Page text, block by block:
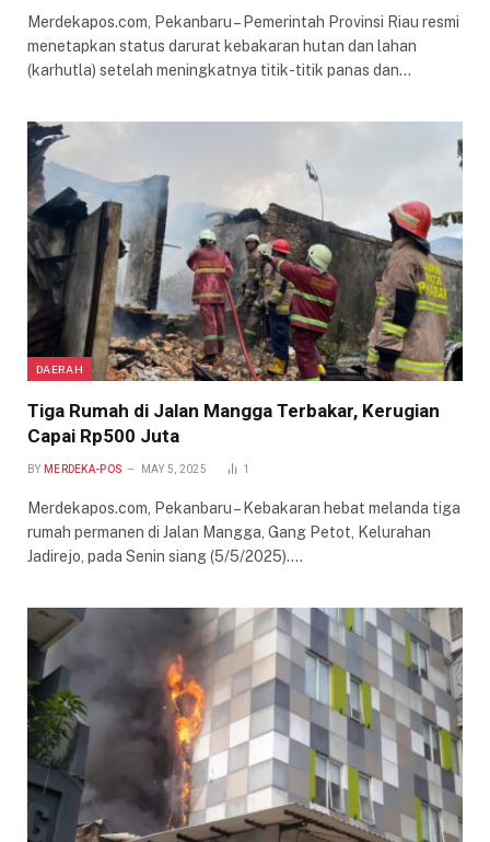
Merdekapos.com, Pekanbaru – Pemerintah Provinsi Riau resmi
menetapkan status darurat kebakaran hutan dan lahan
(karhutla) setelah meningkatnya titik-titik panas dan…
DAERAH
Tiga Rumah di Jalan Mangga Terbakar, Kerugian
Capai Rp500 Juta
BY MERDEKA-POS MAY 5, 2025 1
Merdekapos.com, Pekanbaru – Kebakaran hebat melanda tiga
rumah permanen di Jalan Mangga, Gang Petot, Kelurahan
Jadirejo, pada Senin siang (5/5/2025).…